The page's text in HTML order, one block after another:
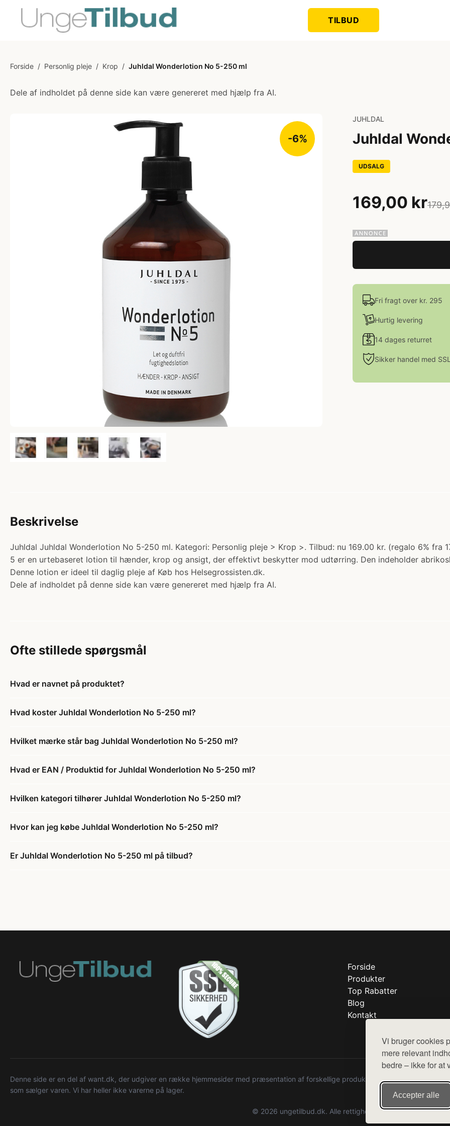
Vi bruger cookies
mere relevant
bedre – ikke for at
Accepter alle
TILBUD
Forside / Personlig pleje / Krop / Juhldal Wonderlotion No 5-250 ml
Dele af indholdet på denne side kan være genereret med hjælp fra AI.
-6%
JUHLDAL
Juhldal
UDSALG
169,00 kr
Fri fragt over kr. 295
Hurtig levering
14 dages returret
Sikker handel med SSL
Beskrivelse
Juhldal Juhldal Wonderlotion No 5-250 ml. Kategori: Personlig pleje > Krop >. Tilbud: nu 169.00 kr. (regalo 6% fra
5 er en urtebaseret lotion til hænder, krop og ansigt, der effektivt beskytter mod udtørring. Den indeholder
Denne lotion er ideel til daglig pleje af Køb hos Helsegrossisten.dk.
Dele af indholdet på denne side kan være genereret med hjælp fra AI.
Ofte stillede spørgsmål
Hvad er navnet på produktet?
Hvad koster Juhldal Wonderlotion No 5-250 ml?
Hvilket mærke står bag Juhldal Wonderlotion No 5-250 ml?
Hvad er EAN / Produktid for Juhldal Wonderlotion No 5-250 ml?
Hvilken kategori tilhører Juhldal Wonderlotion No 5-250 ml?
Hvor kan jeg købe Juhldal Wonderlotion No 5-250 ml?
Er Juhldal Wonderlotion No 5-250 ml på tilbud?
Forside
Produkter
Top Rabatter
Blog
Kontakt
Denne side er en del af want.dk, der udgiver en række hjemmesider med præsentation af forskellige produkter fra diverse
som sælger varen. Vi har heller ikke varerne på lager.
© 2026 ungetilbud.dk. Alle rettigheder forbeholdes.